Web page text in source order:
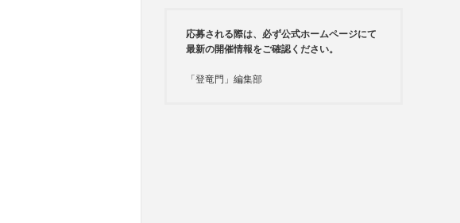
応募される際は、必ず公式ホームページにて
最新の開催情報をご確認ください。
「登竜門」編集部